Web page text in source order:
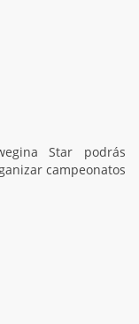
Star podrás
campeonatos